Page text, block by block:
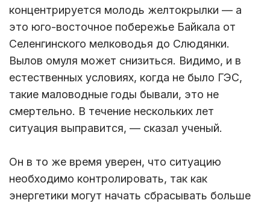
концентрируется молодь желтокрылки — а
это юго-восточное побережье Байкала от
Селенгинского мелководья до Слюдянки.
Вылов омуля может снизиться. Видимо, и в
естественных условиях, когда не было ГЭС,
такие маловодные годы бывали, это не
смертельно. В течение нескольких лет
ситуация выправится, — сказал ученый.
Он в то же время уверен, что ситуацию
необходимо контролировать, так как
энергетики могут начать сбрасывать больше